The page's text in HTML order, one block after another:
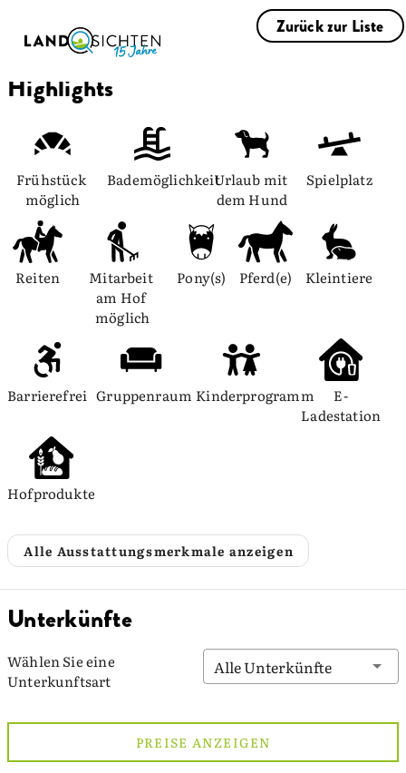
Zurück zur Liste
Highlights
Frühstück
möglich
BademöglichkeitUrlaub mit
dem Hund
Spielplatz
Reiten
Mitarbeit
am Hof
möglich
Pony(s) Pferd(e) Kleintiere
Barrierefrei Gruppenraum Kinderprogramm
E-
Ladestation
Hofprodukte
Alle Ausstattungsmerkmale anzeigen
Unterkünfte
Wählen Sie eine
Unterkunftsart
Alle Unterkünfte
PREISE ANZEIGEN